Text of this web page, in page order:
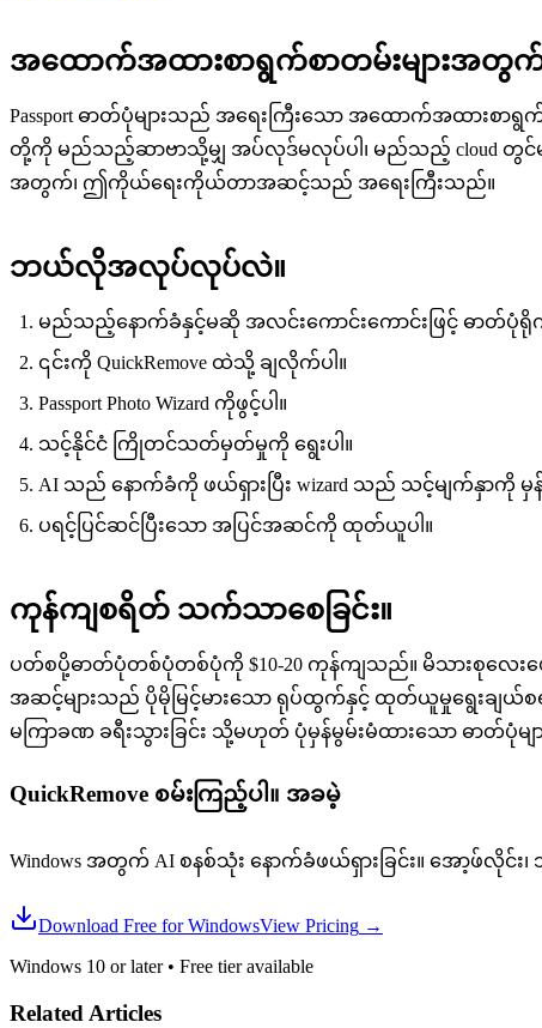
အထောက်အထားစာရွက်စာတမ်းများအ
Passport ဓာတ်ပုံများသည် အရေးကြီးသော အထောက်အထားစာရွက်
တို့ကို မည်သည့်ဆာဗာသို့မျှ အပ်လုဒ်မလုပ်ပါ၊ မည်သည့် cloud တွင်
အတွက်၊ ဤကိုယ်ရေးကိုယ်တာအဆင့်သည် အရေးကြီးသည်။
ဘယ်လိုအလုပ်လုပ်လဲ။
မည်သည့်နောက်ခံနှင့်မဆို အလင်းကောင်းကောင်းဖြင့် ဓာတ်ပုံရိုက်
၎င်းကို QuickRemove ထဲသို့ ချလိုက်ပါ။
Passport Photo Wizard ကိုဖွင့်ပါ။
သင့်နိုင်ငံ ကြိုတင်သတ်မှတ်မှုကို ရွေးပါ။
AI သည် နောက်ခံကို ဖယ်ရှားပြီး wizard သည် သင့်မျက်နှာကို မှ
ပရင့်ပြင်ဆင်ပြီးသော အပြင်အဆင်ကို ထုတ်ယူပါ။
ကုန်ကျစရိတ် သက်သာစေခြင်း။
ပတ်စပို့ဓာတ်ပုံတစ်ပုံတစ်ပုံကို $10-20 ကုန်ကျသည်။ မိသားစုလေးယ
အဆင့်များသည် ပိုမိုမြင့်မားသော ရုပ်ထွက်နှင့် ထုတ်ယူမှုရွေးချ
မကြာခဏ ခရီးသွားခြင်း သို့မဟုတ် ပုံမှန်မွမ်းမံထားသော ဓာတ်ပုံမ
QuickRemove စမ်းကြည့်ပါ။ အခမဲ့
Windows အတွက် AI စနစ်သုံး နောက်ခံဖယ်ရှားခြင်း။ အော့ဖ်
Download Free for WindowsView Pricing →
Windows 10 or later• Free tier available
Related Articles